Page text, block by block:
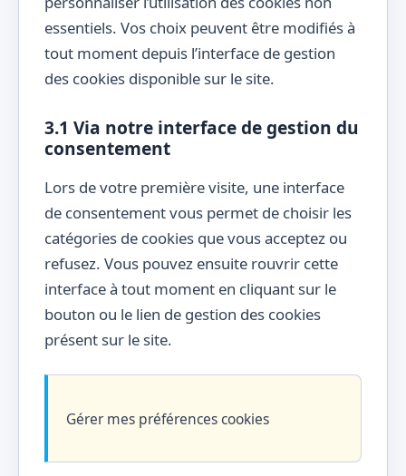
essentiels. Vos choix peuvent être modifiés à
tout moment depuis l’interface de gestion
des cookies disponible sur le site.
3.1 Via notre interface de gestion du
consentement
Lors de votre première visite, une interface
de consentement vous permet de choisir les
catégories de cookies que vous acceptez ou
refusez. Vous pouvez ensuite rouvrir cette
interface à tout moment en cliquant sur le
bouton ou le lien de gestion des cookies
présent sur le site.
Gérer mes préférences cookies